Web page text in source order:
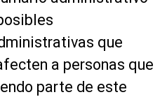
que
a personas que
parte de este